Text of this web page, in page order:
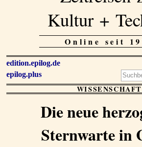
Kultur +
Online seit
edition.epilog.de
epilog.plus
WISSENSCHAFT
Die neue
Sternwarte in